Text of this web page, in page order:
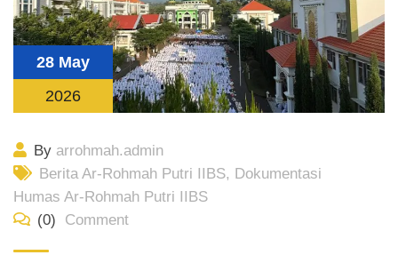
28 May
2026
By arrohmah.admin
Berita Ar-Rohmah Putri IIBS, Dokumentasi
Humas Ar-Rohmah Putri IIBS
(0)
Comment